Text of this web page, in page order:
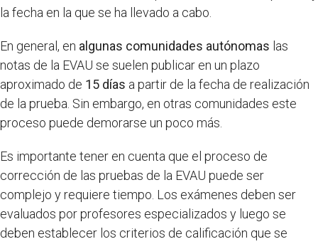
la fecha en la que se ha llevado a cabo.
En general, en algunas comunidades autónomas las
notas de la EVAU se suelen publicar en un plazo
aproximado de 15 días a partir de la fecha de realización
de la prueba. Sin embargo, en otras comunidades este
proceso puede demorarse un poco más.
Es importante tener en cuenta que el proceso de
corrección de las pruebas de la EVAU puede ser
complejo y requiere tiempo. Los exámenes deben ser
evaluados por profesores especializados y luego se
deben establecer los criterios de calificación que se